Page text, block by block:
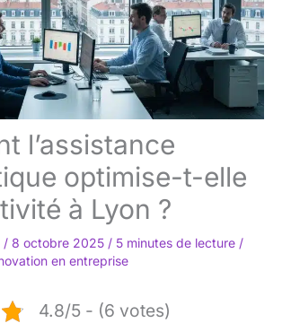
l’assistance
optimise-t-elle
à Lyon ?
/ 8 octobre 2025 / 5 minutes de lecture /
en entreprise
4.8/5 - (6 votes)